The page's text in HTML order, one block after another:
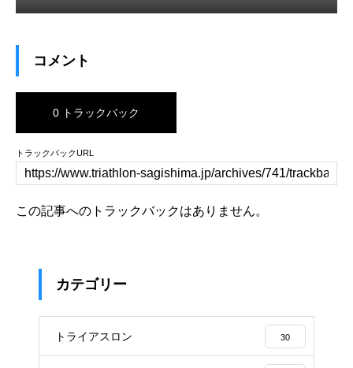
コメント
0 トラックバック
トラックバックURL
この記事へのトラックバックはありません。
カテゴリー
トライアスロン 30